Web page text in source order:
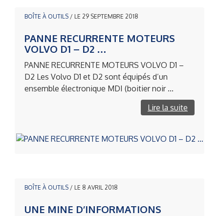
BOÎTE À OUTILS / LE 29 SEPTEMBRE 2018
PANNE RECURRENTE MOTEURS
VOLVO D1 – D2 …
PANNE RECURRENTE MOTEURS VOLVO D1 –
D2 Les Volvo D1 et D2 sont équipés d’un
ensemble électronique MDI (boitier noir ...
Lire la suite
BOÎTE À OUTILS / LE 8 AVRIL 2018
UNE MINE D’INFORMATIONS